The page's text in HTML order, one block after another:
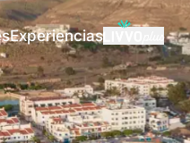
Experiencias